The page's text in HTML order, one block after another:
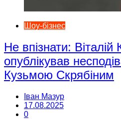
Шоу-бізнес
Не впізнати: Віталій
опублікував
Кузьмою Скрябіним
Іван Мазур
17.08.2025
0